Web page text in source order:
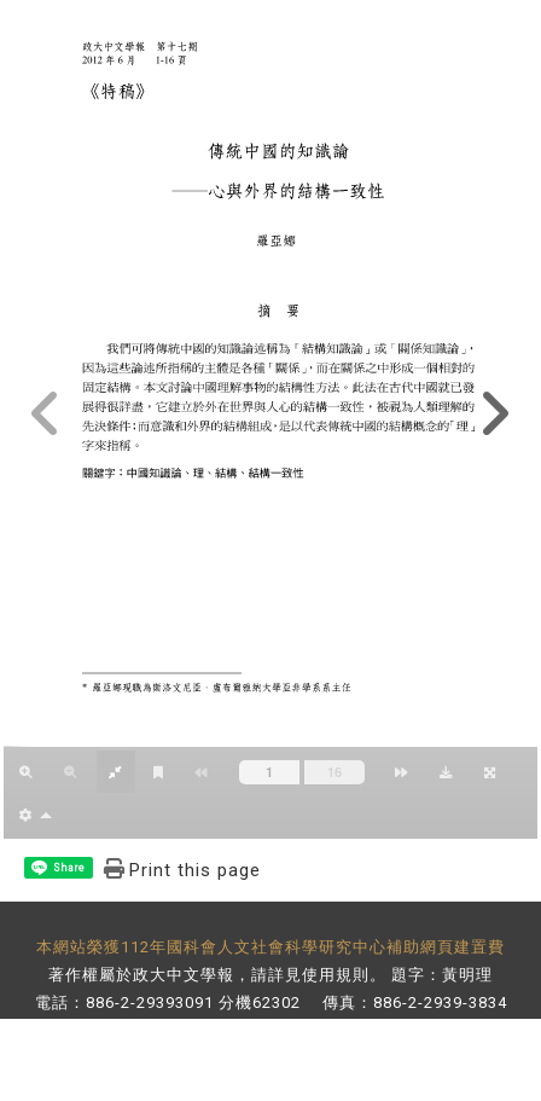
Share Print this page
本網站榮獲112年國科會人文社會科學研究中心補助網頁建置費
著作權屬於政大中文學報，請詳見使用規則 。 題字：黃明理
電話：886-2-29393091 分機62302 傳真：886-2-2939-3834